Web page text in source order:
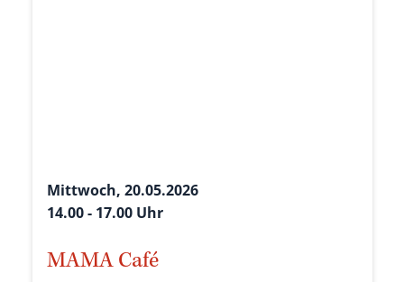
Mittwoch, 20.05.2026
14.00 - 17.00 Uhr
MAMA Café